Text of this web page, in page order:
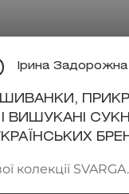
Ірина Задорожна
ВИШУКАНІ
колекції